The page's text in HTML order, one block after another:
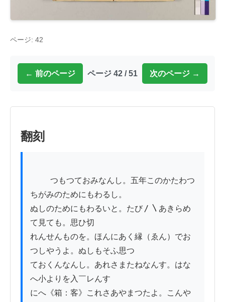
ページ: 42
← 前のページ ページ 42 / 51 次のページ →
翻刻
ちがみのためにもわるし。
ぬしのためにもわるいと。たび〳〵あきらめ
て見ても。思ひ切
れんせんものを。ほんにあく縁（ゑん）でお
つしやうよ。ぬしもそふ思つ
ておくんなんし。あれさまたねなんす。はな
へ小よりを入￣レんす
にへ《箱：客》これさあやまつたよ。こんや